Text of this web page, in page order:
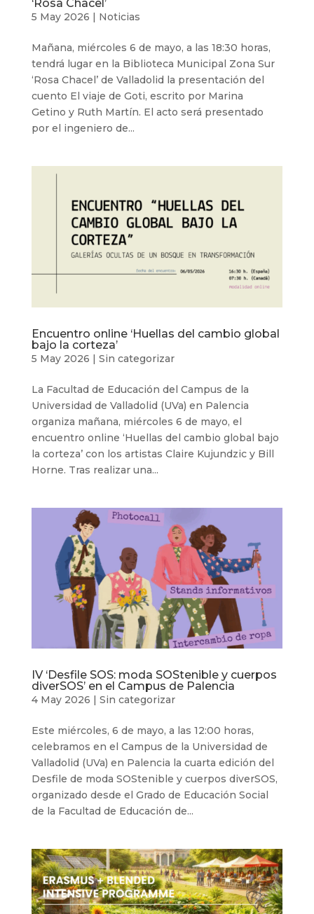
‘Rosa Chacel’
5 May 2026 | Noticias
Mañana, miércoles 6 de mayo, a las 18:30 horas,
tendrá lugar en la Biblioteca Municipal Zona Sur
‘Rosa Chacel’ de Valladolid la presentación del
cuento El viaje de Goti, escrito por Marina
Getino y Ruth Martín. El acto será presentado
por el ingeniero de...
Encuentro online ‘Huellas del cambio global
bajo la corteza’
5 May 2026 | Sin categorizar
La Facultad de Educación del Campus de la
Universidad de Valladolid (UVa) en Palencia
organiza mañana, miércoles 6 de mayo, el
encuentro online ‘Huellas del cambio global bajo
la corteza’ con los artistas Claire Kujundzic y Bill
Horne. Tras realizar una...
IV ‘Desfile SOS: moda SOStenible y cuerpos
diverSOS’ en el Campus de Palencia
4 May 2026 | Sin categorizar
Este miércoles, 6 de mayo, a las 12:00 horas,
celebramos en el Campus de la Universidad de
Valladolid (UVa) en Palencia la cuarta edición del
Desfile de moda SOStenible y cuerpos diverSOS,
organizado desde el Grado de Educación Social
de la Facultad de Educación de...